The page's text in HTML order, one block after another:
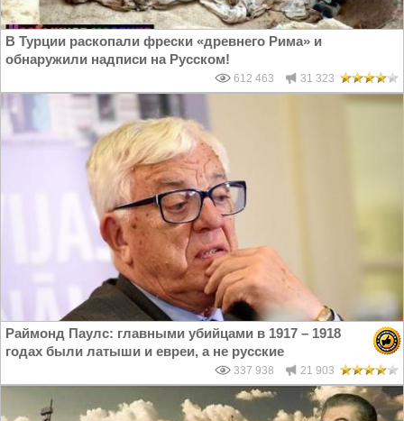
В Турции раскопали фрески «древнего Рима» и
обнаружили надписи на Русском!
612 463 31 323
Раймонд Паулс: главными убийцами в 1917 – 1918
годах были латыши и евреи, а не русские
337 938 21 903